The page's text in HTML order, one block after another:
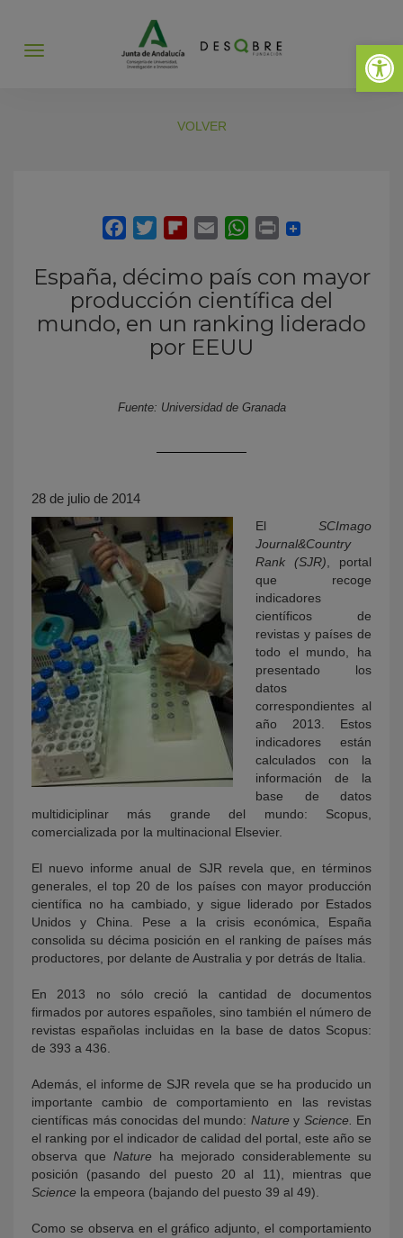
Abrir
Abrir
VOLVER
España, décimo país con mayor
producción científica del
mundo, en un ranking liderado
por EEUU
Fuente: Universidad de Granada
28 de julio de 2014
El SCImago
Journal&Country
Rank (SJR) , portal
que recoge
indicadores
científicos de
revistas y países de
todo el mundo, ha
presentado los
datos
correspondientes al
año 2013. Estos
indicadores están
calculados con la
información de la
base de datos
multidiciplinar más grande del mundo: Scopus,
comercializada por la multinacional Elsevier.
El nuevo informe anual de SJR revela que, en términos
generales, el top 20 de los países con mayor producción
científica no ha cambiado, y sigue liderado por Estados
Unidos y China. Pese a la crisis económica, España
consolida su décima posición en el ranking de países más
productores, por delante de Australia y por detrás de Italia.
En 2013 no sólo creció la cantidad de documentos
firmados por autores españoles, sino también el número de
revistas españolas incluidas en la base de datos Scopus:
de 393 a 436.
Además, el informe de SJR revela que se ha producido un
importante cambio de comportamiento en las revistas
científicas más conocidas del mundo: Nature y Science.
En
el ranking por el indicador de calidad del portal, este año se
observa que Nature ha mejorado considerablemente su
posición (pasando del puesto 20 al 11), mientras que
Science la empeora (bajando del puesto 39 al 49).
Como se observa en el gráfico adjunto, el comportamiento